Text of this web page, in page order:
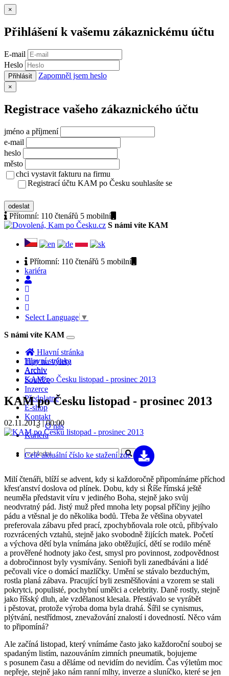
×
Přihlášení k vašemu zákaznickému účtu
E-mail
Heslo
Přihlásit Zapomněl jsem heslo
×
Registrace vašeho zákaznického účtu
jméno a příjmení
e-mail
heslo
město
chci vystavit fakturu na firmu
Registrací účtu KAM po Česku souhlasíte se
odeslat
Přítomní: 110 čtenářů 5 mobilní
S námi víte KAM
Přítomní: 110 čtenářů 5 mobilní
kariéra
Select Language ▼
S námi víte KAM
Toggle
navigation
Hlavní stránka
Tipy na výlety
Archiv
Soutěže
Inzerce
Předplatné
E-shop
Kontakt
O nás
Kariéra
Hlavní stránka
Archiv
KAM po Česku listopad - prosinec 2013
KAM po Česku listopad - prosinec 2013
02.11.2013 | 00:00
Celé aktuální číslo ke stažení zde
Milí čtenáři, blíží se advent, kdy si každoročně připomínáme příchod
křesťanství doslova od plínek. Dobu, kdy si Říše římská ještě
neuměla představit víru v jediného Boha, stejně jako svůj
neodvratný pád. Jistý muž před mnoha lety popsal příčiny jejího
pádu a vtěsnal je do několika bodů. Třeba že většina obyvatel
preferovala zábavu před prací, zpochybňovala role otců, přibývalo
rozvrácených vztahů, stejně jako svobodně žijících matek. Početí
a výchova dětí byla vnímána jako obtěžující, dětí se rodilo méně
a prověřené hodnoty jako čest, smysl pro povinnost, zodpovědnost
a dobročinnost byly vysmívány. Senioři byli zanedbáváni a lidé
pečovali více o domácí mazlíčky. Umění se stávalo bezduchým,
rostla planá zábava. Pracující byli zesměšňováni a vzorem se stali
pokrytci, populisté, pochybní umělci a celebrity. Daně rostly, stejně
jako říšský dluh, ale vzdělanost klesala. Přestávalo se vyrábět
i pěstovat, protože výroba doma byla drahá. Šířil se cynismus,
plýtvání, nestřídmost, znevažování znalostí i dovedností. Něco vám
to připomíná?
Ale začíná listopad, který vnímáme často jako každoroční souboj se
spadaným listím, nazouváním zimních pneumatik, bojujeme
s posunem času a děláme od nevidím do nevidím. Čas výletům moc
nepřeje, stejně jako nám ranní mlhy, inverze a sluníčko, které se jen